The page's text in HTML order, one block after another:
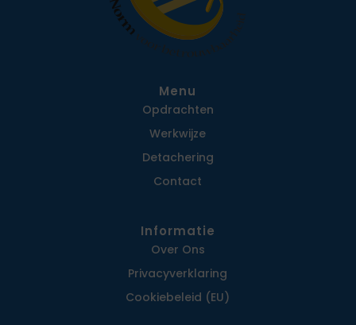
Menu
Opdrachten
Werkwijze
Detachering
Contact
Informatie
Over Ons
Privacy­verklaring
Cookiebeleid (EU)